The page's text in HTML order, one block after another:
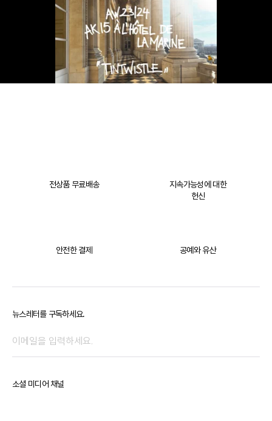
전상품 무료배송
지속가능성에 대한
헌신
안전한 결제 공예와 유산
뉴스레터를 구독하세요.
소셜 미디어 채널